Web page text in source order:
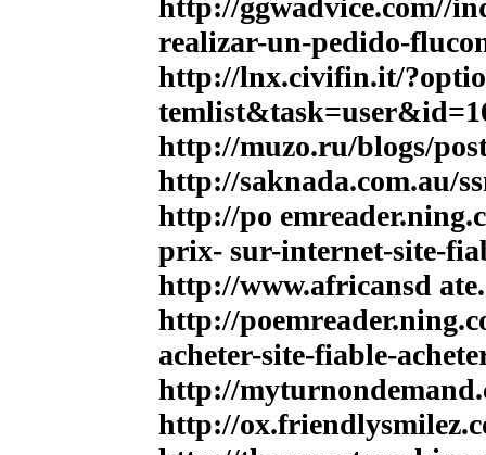
http://ggwadvice.com//
realizar-un-pedido-
http://lnx.civifin.it/
http://muzo.ru/blogs/
http://saknada.com.au/
http://po
prix- sur-internet-site-
http://www.africansd
http://
acheter-site-fiable-
http://
http://